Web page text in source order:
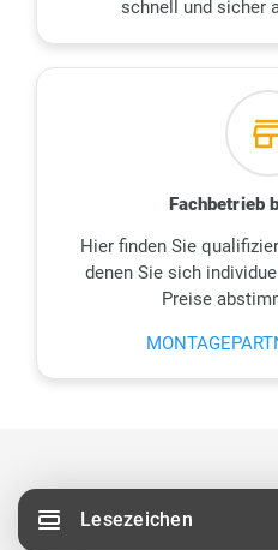
schnell und sicher
Fachbetrieb
Hier finden Sie
denen Sie sich
Preise
view_day Lesezeichen